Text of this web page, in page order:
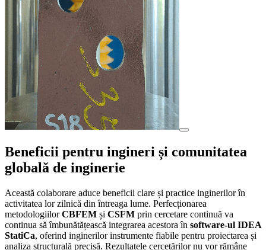
Beneficii pentru ingineri și comunitatea
globală de inginerie
Această colaborare aduce beneficii clare și practice inginerilor în
activitatea lor zilnică din întreaga lume. Perfecționarea
metodologiilorCBFEM și CSFM prin cercetare continuă va
continua să îmbunătățească integrarea acestora în software-ul IDEA
StatiCa, oferind inginerilor instrumente fiabile pentru proiectarea și
analiza structurală precisă. Rezultatele cercetărilor nu vor rămâne